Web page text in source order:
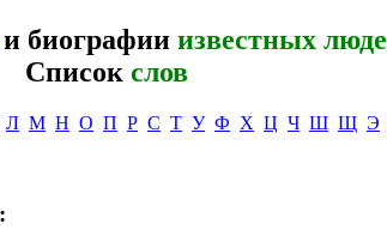
и биографии известных
Список слов
Л М Н О П Р С Т У Ф Х Ц Ч Ш Щ Э